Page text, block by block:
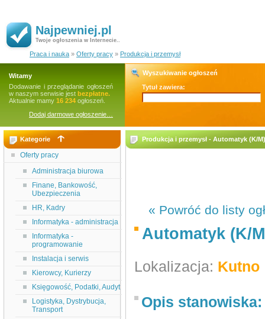
Najpewniej.pl
Twoje ogłoszenia w Internecie..
Praca i nauka » Oferty pracy » Produkcja i przemysł
Witamy
Dodawanie i przeglądanie ogłoszeń
w naszym serwisie jest bezpłatne.
Aktualnie mamy 16 234 ogłoszeń.
Dodaj darmowe ogłoszenie…
Wyszukiwanie ogłoszeń
Tytuł zawiera:
Kategorie
Oferty pracy
Administracja biurowa
Finane, Bankowość,
Ubezpieczenia
HR, Kadry
Informatyka - administracja
Informatyka -
programowanie
Instalacja i serwis
Kierowcy, Kurierzy
Księgowość, Podatki, Audyt
Logistyka, Dystrybucja,
Transport
Produkcja i przemysł - Automatyk (K/M)
« Powróć do listy
Automatyk (K/
Lokalizacja: Kutno
Opis stanowiska: